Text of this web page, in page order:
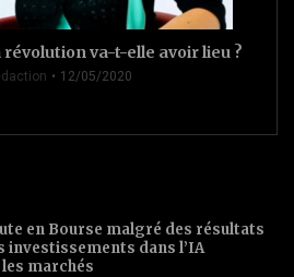
révolution va-t-elle avoir lieu ?
12/05/2020
en Bourse malgré des résultats
investissements dans l’IA
marchés